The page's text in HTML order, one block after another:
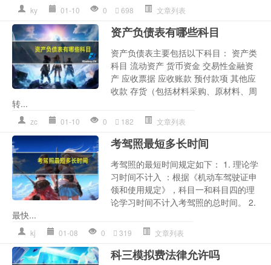
ky 01-10 0 698 文章列表
资产负债表有哪些科目
资产负债表主要包括以下科目： 资产类
科目 流动资产 货币资金 交易性金融资
产 应收票据 应收账款 预付款项 其他应
收款 存货（包括材料采购、原材料、周
转...
zc 01-10 0 182 文章列表
考驾照最短多长时间
考驾照的最短时间规定如下： 1. 理论学
习时间不计入 ：根据《机动车驾驶证申
领和使用规定》，科目一和科目四的理
论学习时间不计入考驾照的总时间。 2.
最快...
kj 01-08 0 319 文章列表
科三模拟费法律允许吗